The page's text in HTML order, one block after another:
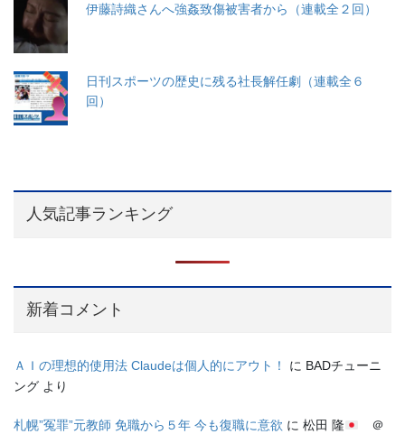
伊藤詩織さんへ強姦致傷被害者から（連載全２回）
日刊スポーツの歴史に残る社長解任劇（連載全６
回）
人気記事ランキング
新着コメント
ＡＩの理想的使用法 Claudeは個人的にアウト！ に BADチューニ
ング より
札幌”冤罪”元教師 免職から５年 今も復職に意欲 に 松田 隆
＠